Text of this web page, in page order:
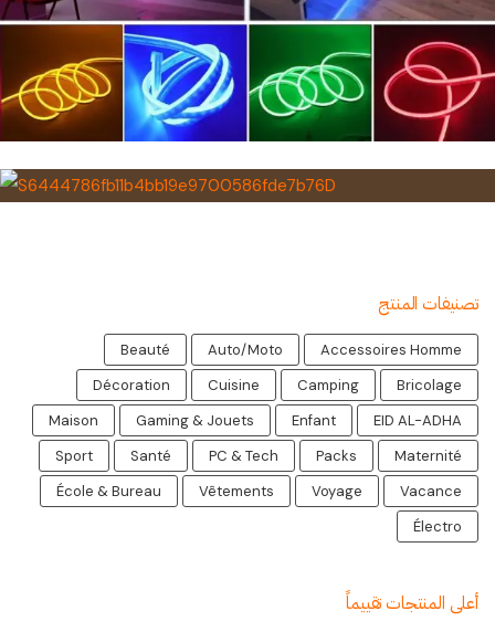
تصنيفات المنتج
Accessoires Homme
Auto/Moto
Beauté
Bricolage
Camping
Cuisine
Décoration
EID AL-ADHA
Enfant
Gaming & Jouets
Maison
Maternité
Packs
PC & Tech
Santé
Sport
Vacance
Voyage
Vêtements
École & Bureau
Électro
أعلى المنتجات تقييماً